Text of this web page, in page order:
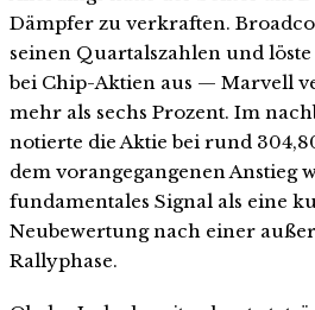
Dämpfer zu verkraften.
seinen Quartalszahlen und
bei Chip-Aktien aus — Marvell
mehr als sechs Prozent. Im
notierte die Aktie bei rund
dem vorangegangenen Anstieg
fundamentales Signal als eine
Neubewertung nach einer
Rallyphase.